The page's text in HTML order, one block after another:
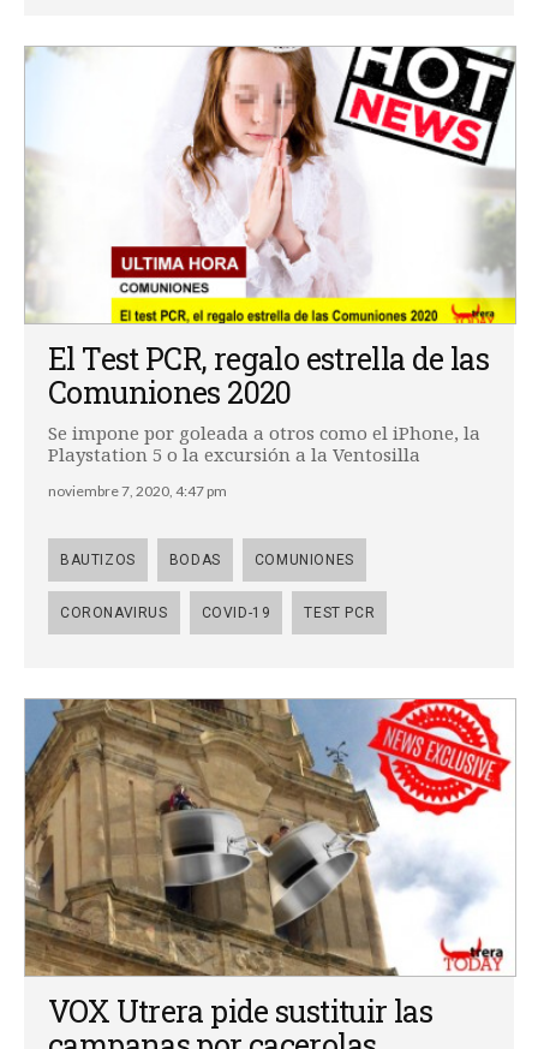
El Test PCR, regalo estrella de las
Comuniones 2020
Se impone por goleada a otros como el iPhone, la
Playstation 5 o la excursión a la Ventosilla
noviembre 7, 2020, 4:47 pm
BAUTIZOS BODAS COMUNIONES
CORONAVIRUS COVID-19 TEST PCR
VOX Utrera pide sustituir las